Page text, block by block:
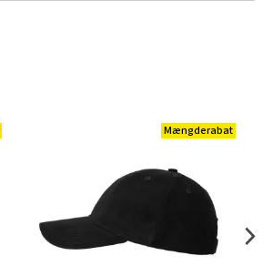
Mængderabat